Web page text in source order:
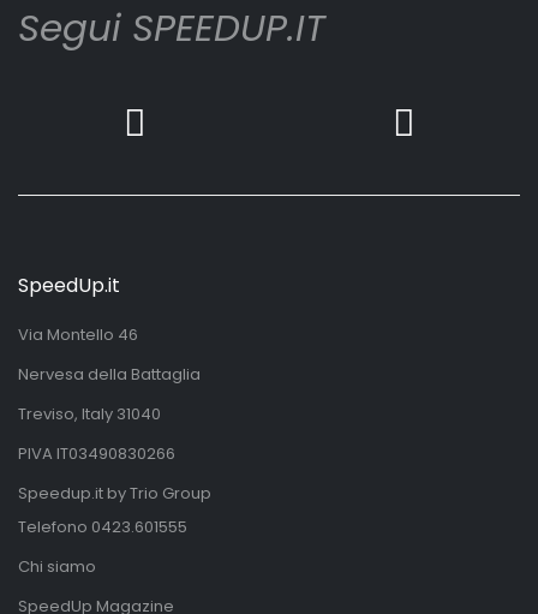
Segui SPEEDUP.IT
SpeedUp.it
Via Montello 46
Nervesa della Battaglia
Treviso, Italy 31040
PIVA IT03490830266
Speedup.it by Trio Group
Telefono 0423.601555
Chi siamo
SpeedUp Magazine